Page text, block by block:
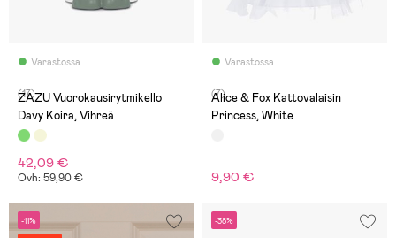
Varastossa
(17)
ZAZU Vuorokausirytmikello
Davy Koira, Vihreä
42,09 €
Ovh: 59,90 €
Varastossa
(7)
Alice & Fox Kattovalaisin
Princess, White
9,90 €
-11% -38%